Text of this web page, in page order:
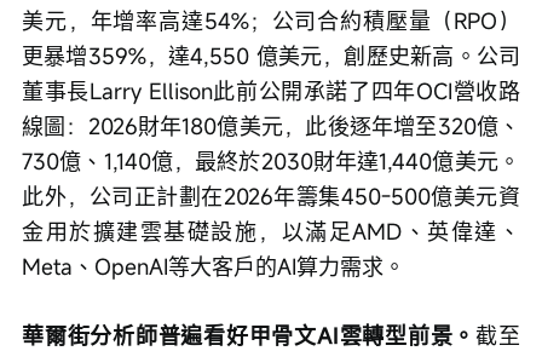
美元，年增率高達54%；公司合約積壓量（RPO）
更暴增359%，達4,550 億美元，創歷史新高。公司
董事長Larry Ellison此前公開承諾了四年OCI營收路
線圖：2026財年180億美元，此後逐年增至320億、
730億、1,140億，最終於2030財年達1,440億美元。
此外，公司正計劃在2026年籌集450-500億美元資
金用於擴建雲基礎設施，以滿足AMD、英偉達、
Meta、OpenAI等大客戶的AI算力需求。
華爾街分析師普遍看好甲骨文AI雲轉型前景。 截至